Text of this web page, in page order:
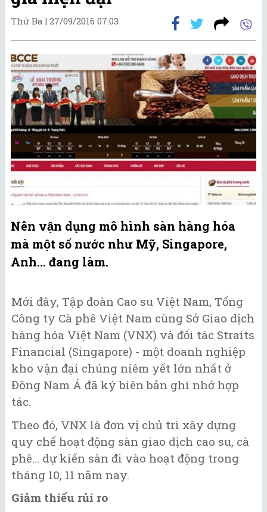
Thứ Ba | 27/09/2016 07:03
Nên vận dụng mô hình sàn hàng hóa
mà một số nước như Mỹ, Singapore,
Anh… đang làm.
Mới đây, Tập đoàn Cao su Việt Nam, Tổng
Công ty Cà phê Việt Nam cùng Sở Giao dịch
hàng hóa Việt Nam (VNX) và đối tác Straits
Financial (Singapore) - một doanh nghiệp
kho vận đại chúng niêm yết lớn nhất ở
Đông Nam Á đã ký biên bản ghi nhớ hợp
tác.
Theo đó, VNX là đơn vị chủ trì xây dựng
quy chế hoạt động sàn giao dịch cao su, cà
phê... dự kiến sàn đi vào hoạt động trong
tháng 10, 11 năm nay.
Giảm thiểu rủi ro